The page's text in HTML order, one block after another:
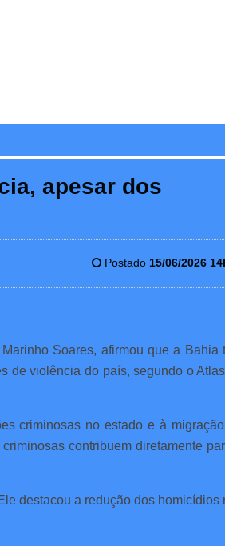
apesar dos
Postado 15/06/2026
Soares, afirmou que a Bahia
de violência do país, segundo o
criminosas no estado e à
contribuem diretamente
destacou a redução dos homicídios